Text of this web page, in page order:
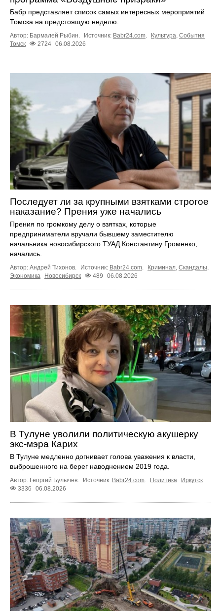
Бабр представляет список самых интересных мероприятий
Томска на предстоящую неделю.
Автор: Бармалей Рыбин. Источник: Babr24.com Культура События
Томск
2724 06.08.2026
Последует ли за крупными взятками строгое
наказание? Прения уже начались
Прения по громкому делу о взятках, которые
предприниматели вручали бывшему заместителю
начальника новосибирского ТУАД Константину Громенко,
начались.
Автор: Андрей Тихонов. Источник: Babr24.com. Криминал, Скандалы,
Экономика
Новосибирск 489 06.08.2026
В Тулуне уволили политическую акушерку
экс-мэра Карих
В Тулуне медленно догнивает голова уважения к власти,
выброшенного на берег наводнением 2019 года.
Автор: Георгий Булычев. Источник: Babr24.com. Политика
Иркутск
3336
06.08.2026